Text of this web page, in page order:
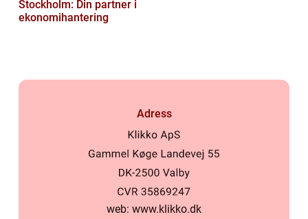
Stockholm: Din partner i
ekonomihantering
Adress
web: www.klikko.dk